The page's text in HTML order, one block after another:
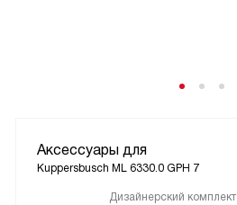
Аксессуары для
Kuppersbusch ML 6330.0 GPH 7
Дизайнерский комплект